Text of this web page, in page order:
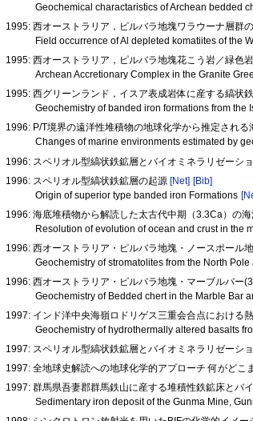
Geochemical charactaristics of Archean bedded
1995: 西オーストラリア，ピルバラ地塊ワラウーナ層群
Field occurrence of Al depleted komatiites of the
1995: 西オーストラリア，ピルバラ地塊花こう岩／緑色
Archean Accretionary Complex in the Granite
1995: 西グリーンランド，イスア表成岩体に産する縞状
Geochemistry of banded iron formations from the
1996: P/T境界の遠洋性堆積物の地球化学から推定される
Changes of marine environments estimated by
1996: スペリオル型縞状鉄鉱層とバイオミネラリゼーシ
1996: スペリオル型縞状鉄鉱層の起源[Net] [Bib]
Origin of superior type banded iron Formations
1996: 海底堆積物から解読した太古代中期（3.3Ca）の
Resolution of evolution of ocean and crust in the
1996: 西オーストラリア・ピルバラ地塊・ノースポール
Geochemistry of stromatolites from the North
1996: 西オーストラリア・ピルバラ地塊・マーブルバー
Geochemistry of Bedded chert in the Marble Bar
1997: インド洋中央海嶺ロドリゲス三重会合点における
Geochemistry of hydrothermally altered basalts
1997: スペリオル型縞状鉄鉱層とバイオミネラリゼーシ
1997: 全地球史解読への地球化学的アプローチ 何がど
1997: 群馬県吾妻郡群馬鉄山に産する堆積性鉄鉱床とバ
Sedimentary iron deposit of the Gunma Mine,